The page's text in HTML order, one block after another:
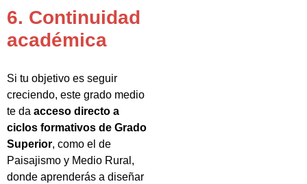
6. Continuidad
académica
Si tu objetivo es seguir
creciendo, este grado medio
te da acceso directo a
ciclos formativos de Grado
Superior, como el de
Paisajismo y Medio Rural,
donde aprenderás a diseñar